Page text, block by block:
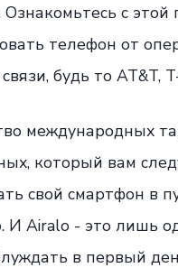
с этой
телефон от
будь то AT&T,
международных
который вам
свой смартфон в
И Airalo - это лишь
в первый